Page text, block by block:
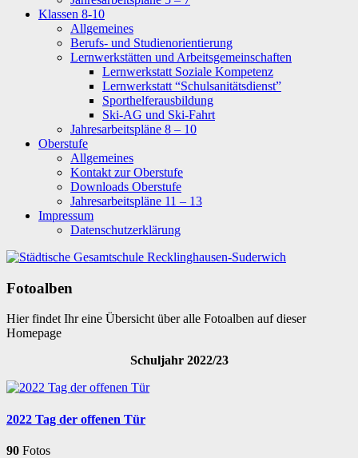
Klassen 8-10
Allgemeines
Berufs- und Studienorientierung
Lernwerkstätten und Arbeitsgemeinschaften
Lernwerkstatt Soziale Kompetenz
Lernwerkstatt “Schulsanitätsdienst”
Sporthelferausbildung
Ski-AG und Ski-Fahrt
Jahresarbeitspläne 8 – 10
Oberstufe
Allgemeines
Kontakt zur Oberstufe
Downloads Oberstufe
Jahresarbeitspläne 11 – 13
Impressum
Datenschutzerklärung
Fotoalben
Hier findet Ihr eine Übersicht über alle Fotoalben auf dieser
Homepage
Schuljahr 2022/23
2022 Tag der offenen Tür
90 Fotos